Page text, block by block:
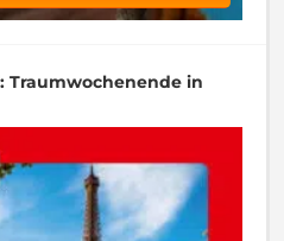
Traumwochenende in